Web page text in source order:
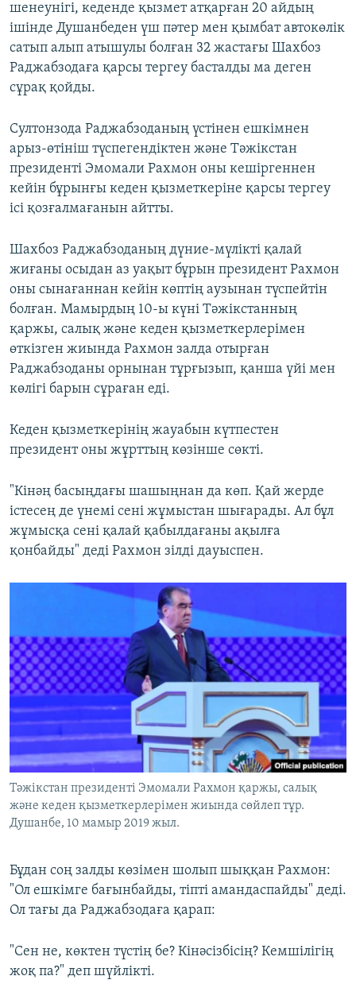
шенеунігі, кеденде қызмет атқарған 20 айдың
ішінде Душанбеден үш пәтер мен қымбат автокөлік
сатып алып атышулы болған 32 жастағы Шахбоз
Раджабзодаға қарсы тергеу басталды ма деген
сұрақ қойды.
Султонзода Раджабзоданың үстінен ешкімнен
арыз-өтініш түспегендіктен және Тәжікстан
президенті Эмомали Рахмон оны кешіргеннен
кейін бұрынғы кеден қызметкеріне қарсы тергеу
ісі қозғалмағанын айтты.
Шахбоз Раджабзоданың дүние-мүлікті қалай
жиғаны осыдан аз уақыт бұрын президент Рахмон
оны сынағаннан кейін көптің аузынан түспейтін
болған. Мамырдың 10-ы күні Тәжікстанның
қаржы, салық және кеден қызметкерлерімен
өткізген жиында Рахмон залда отырған
Раджабзоданы орнынан тұрғызып, қанша үйі мен
көлігі барын сұраған еді.
Кеден қызметкерінің жауабын күтпестен
президент оны жұрттың көзінше сөкті.
"Кінәң басыңдағы шашыңнан да көп. Қай жерде
істесең де үнемі сені жұмыстан шығарады. Ал бұл
жұмысқа сені қалай қабылдағаны ақылға
қонбайды" деді Рахмон зілді дауыспен.
Тәжікстан президенті Эмомали Рахмон қаржы, салық
және кеден қызметкерлерімен жиында сөйлеп тұр.
Душанбе, 10 мамыр 2019 жыл.
Бұдан соң залды көзімен шолып шыққан Рахмон:
"Ол ешкімге бағынбайды, тіпті амандаспайды" деді.
Ол тағы да Раджабзодаға қарап:
"Сен не, көктен түстің бе? Кінәсізбісің? Кемшілігің
жоқ па?" деп шүйлікті.